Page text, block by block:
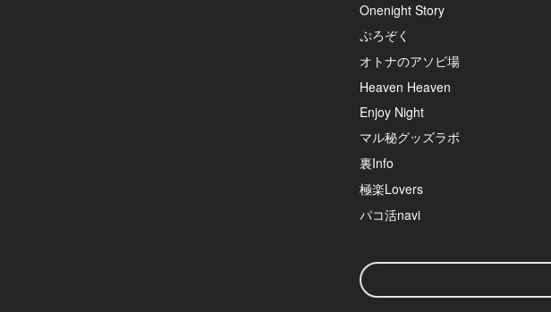
Onenight Story
ぷろぞく
オトナのアソビ場
Heaven Heaven
Enjoy Night
マル秘グッズラボ
裏Info
極楽Lovers
パコ活navi
検
索